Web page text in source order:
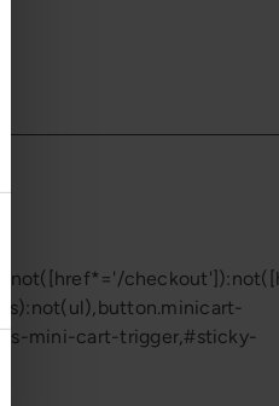
mini-cart-trigger,#sticky-